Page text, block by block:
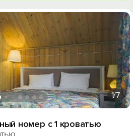
1/7
номер с 1 кроватью